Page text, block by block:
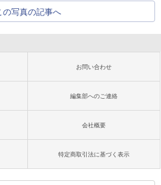
の写真の記事へ
お問い合わせ
編集部へのご連絡
会社概要
特定商取引法に基づく表示